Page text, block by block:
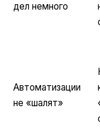
дел немного
Автоматизации
не «шалят»